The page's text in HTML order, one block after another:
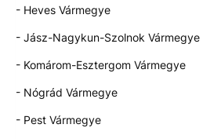
- Heves Vármegye
- Jász-Nagykun-Szolnok Vármegye
- Komárom-Esztergom Vármegye
- Nógrád Vármegye
- Pest Vármegye